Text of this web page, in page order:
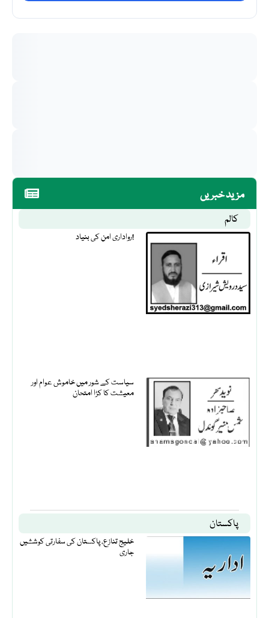
مزید خبریں
کالم
رواداری امن کی بنیاد!
سیاست کے شور میں خاموش عوام اور
معیشت کا کڑا امتحان
پاکستان
خلیج تنازع، پاکستان کی سفارتی کوششیں
جاری